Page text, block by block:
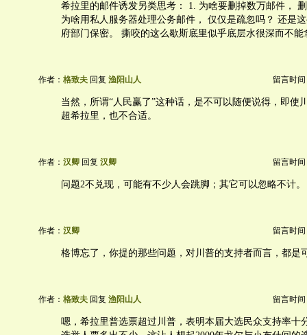
希拉里的邮件诱发另类思考： 1. 为啥要删掉数万邮件，
为啥用私人服务器处理公务邮件， 仅仅是疏忽吗？ 还是
府部门保密。 撕咬的这么歇斯底里似乎底层水很深而不
作者： 格致夫 回复 渔阳山人 留言时间
当然，所谓“人民赢了”这种话，是不可以随便说得，即使
超希拉里，也不合适。
作者： 汉卿 回复 汉卿 留言时间
问题2不兑现，可能有不少人会跳脚；其它可以忽略不计。
作者： 汉卿 留言时间
格博忘了，你提的那些问题，对川普的支持者而言，都是
作者： 格致夫 回复 渔阳山人 留言时间
嗯，希拉里普选票超过川普，表明本届大选民众支持率十